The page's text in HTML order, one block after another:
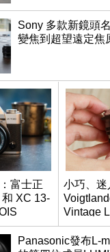
Sony 多款新鏡頭
變焦到超望遠定焦
富士正
XC 13-
小巧、迷
Vintage
ASPH II
Panasonic發布L-